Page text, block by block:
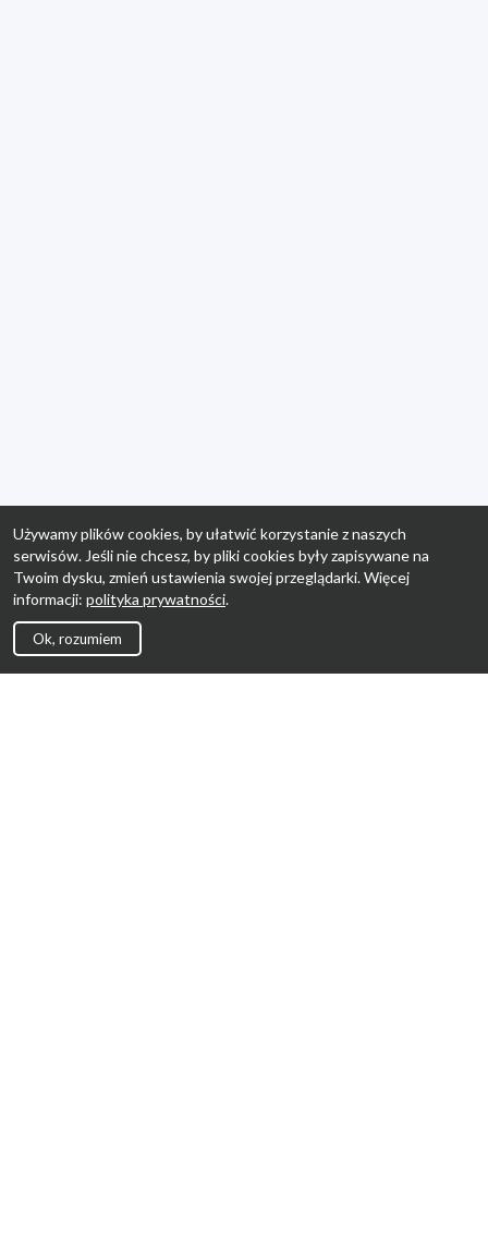
Używamy plików cookies, by ułatwić korzystanie z naszych
serwisów. Jeśli nie chcesz, by pliki cookies były zapisywane na
Twoim dysku, zmień ustawienia swojej przeglądarki. Więcej
informacji: polityka prywatności.
Ok, rozumiem